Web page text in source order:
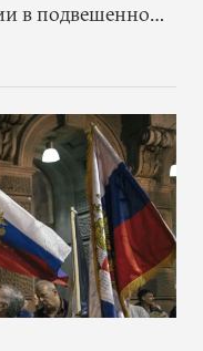
в подвешенном
Но она, судя по
за сердца и умы